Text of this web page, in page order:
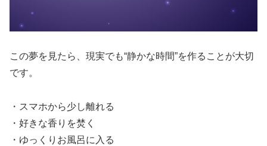
この夢を見たら、現実でも“静かな時間”を作ることが大切
です。
・スマホから少し離れる
・好きな香りを焚く
・ゆっくりお風呂に入る